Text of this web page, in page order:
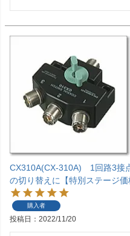
CX310A(CX-310A) 1回路3接
の切り替えに【特別ステージ価
購入者
投稿日 2022/11/20